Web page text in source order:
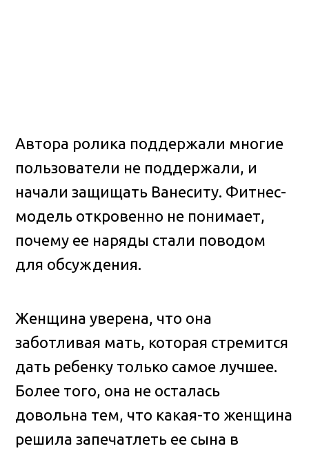
Автора ролика поддержали многие
пользователи не поддержали, и
начали защищать Ванеситу. Фитнес-
модель откровенно не понимает,
почему ее наряды стали поводом
для обсуждения.
Женщина уверена, что она
заботливая мать, которая стремится
дать ребенку только самое лучшее.
Более того, она не осталась
довольна тем, что какая-то женщина
решила запечатлеть ее сына в